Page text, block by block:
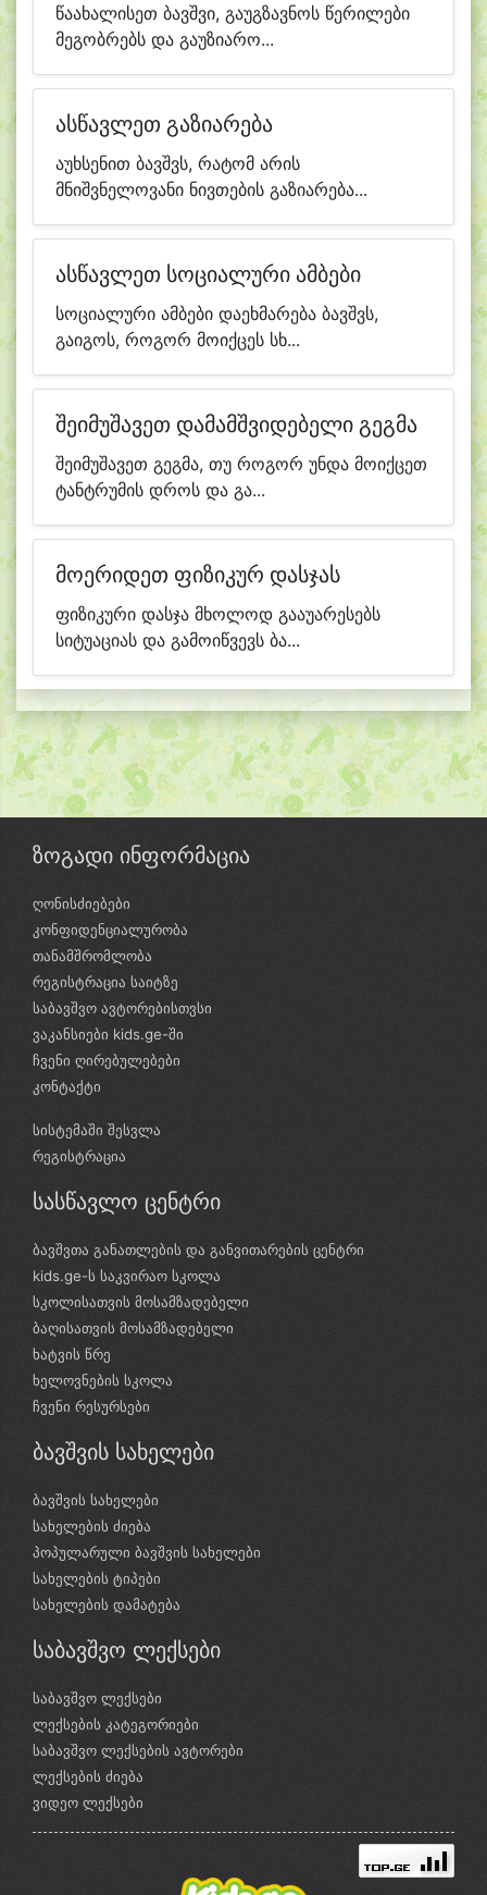
წაახალისეთ ბავშვი, გაუგზავნოს წერილები
მეგობრებს და გაუზიარო...
ასწავლეთ გაზიარება
აუხსენით ბავშვს, რატომ არის
მნიშვნელოვანი ნივთების გაზიარება...
ასწავლეთ სოციალური ამბები
სოციალური ამბები დაეხმარება ბავშვს,
გაიგოს, როგორ მოიქცეს სხ...
შეიმუშავეთ დამამშვიდებელი გეგმა
შეიმუშავეთ გეგმა, თუ როგორ უნდა მოიქცეთ
ტანტრუმის დროს და გა...
მოერიდეთ ფიზიკურ დასჯას
ფიზიკური დასჯა მხოლოდ გააუარესებს
სიტუაციას და გამოიწვევს ბა...
ზოგადი ინფორმაცია
ღონისძიებები
კონფიდენციალურობა
თანამშრომლობა
რეგისტრაცია საიტზე
საბავშვო ავტორებისთვსი
ვაკანსიები kids.ge-ში
ჩვენი ღირებულებები
კონტაქტი
სისტემაში შესვლა
რეგისტრაცია
სასწავლო ცენტრი
ბავშვთა განათლების და განვითარების ცენტრი
kids.ge-ს საკვირაო სკოლა
სკოლისათვის მოსამზადებელი
ბაღისათვის მოსამზადებელი
ხატვის წრე
ხელოვნების სკოლა
ჩვენი რესურსები
ბავშვის სახელები
ბავშვის სახელები
სახელების ძიება
პოპულარული ბავშვის სახელები
სახელების ტიპები
სახელების დამატება
საბავშვო ლექსები
საბავშვო ლექსები
ლექსების კატეგორიები
საბავშვო ლექსების ავტორები
ლექსების ძიება
ვიდეო ლექსები